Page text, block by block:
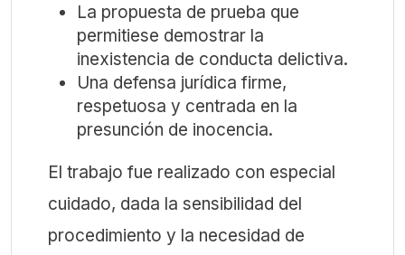
La propuesta de prueba que
permitiese demostrar la
inexistencia de conducta delictiva.
Una defensa jurídica firme,
respetuosa y centrada en la
presunción de inocencia.
El trabajo fue realizado con especial
cuidado, dada la sensibilidad del
procedimiento y la necesidad de